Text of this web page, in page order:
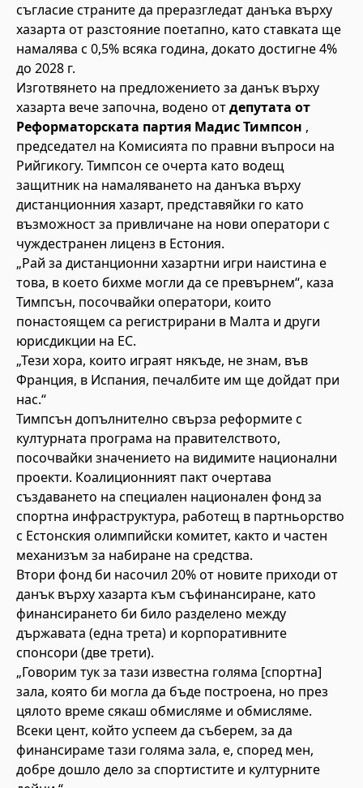
съгласие страните да преразгледат данъка върху
хазарта от разстояние поетапно, като ставката ще
намалява с 0,5% всяка година, докато достигне 4%
до 2028 г.
Изготвянето на предложението за данък върху
хазарта вече започна, водено отдепутата от
Реформаторската партия Мадис Тимпсон ,
председател на Комисията по правни въпроси на
Рийгикогу. Тимпсон се очерта като водещ
защитник на намаляването на данъка върху
дистанционния хазарт, представяйки го като
възможност за привличане на нови оператори с
чуждестранен лиценз в Естония.
„Рай за дистанционни хазартни игри наистина е
това, в което бихме могли да се превърнем“, каза
Тимпсън, посочвайки оператори, които
понастоящем са регистрирани в Малта и други
юрисдикции на ЕС.
„Тези хора, които играят някъде, не знам, във
Франция, в Испания, печалбите им ще дойдат при
нас.“
Тимпсън допълнително свърза реформите с
културната програма на правителството,
посочвайки значението на видимите национални
проекти. Коалиционният пакт очертава
създаването на специален национален фонд за
спортна инфраструктура, работещ в партньорство
с Естонския олимпийски комитет, както и частен
механизъм за набиране на средства.
Втори фонд би насочил 20% от новите приходи от
данък върху хазарта към съфинансиране, като
финансирането би било разделено между
държавата (една трета) и корпоративните
спонсори (две трети).
„Говорим тук за тази известна голяма [спортна]
зала, която би могла да бъде построена, но през
цялото време сякаш обмисляме и обмисляме.
Всеки цент, който успеем да съберем, за да
финансираме тази голяма зала, е, според мен,
добре дошло дело за спортистите и културните